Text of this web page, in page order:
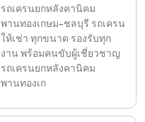
รถเครนยกหลังคานิคม
พานทองเกษม-ชลบุรี รถเครน
ให้เช่า ทุกขนาด รองรับทุก
งาน พร้อมคนขับผู้เชี่ยวชาญ
รถเครนยกหลังคานิคม
พานทองเก